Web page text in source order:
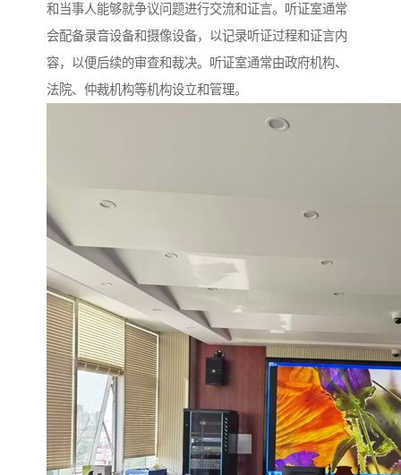
和当事人能够就争议问题进行交流和证言。听证室通常
会配备录音设备和摄像设备，以记录听证过程和证言内
容，以便后续的审查和裁决。听证室通常由政府机构、
法院、仲裁机构等机构设立和管理。